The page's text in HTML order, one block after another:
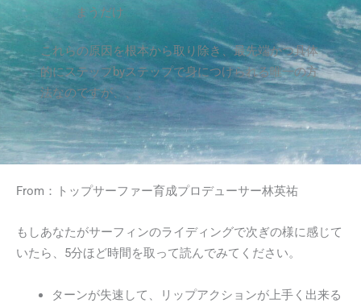
まうだけ
これらの原因を根本から取り除き、最先端かつ具体
的にステップbyステップで身につけられる唯一の方
法なのですが、、、
From：トップサーファー育成プロデューサー林英祐
もしあなたがサーフィンのライディングで次ぎの様に感じて
いたら、5分ほど時間を取って読んでみてください。
ターンが失速して、リップアクションが上手く出来る